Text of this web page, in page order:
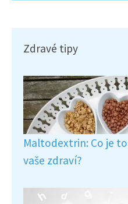
Zdravé tipy
Maltodextrin: Co je
vaše zdraví?